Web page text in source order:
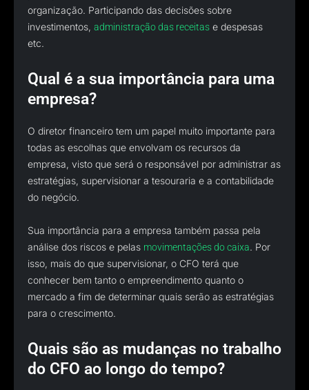
organização. Participando das decisões sobre
investimentos, administração das receitas e despesas
etc.
Qual é a sua importância para uma
empresa?
O diretor financeiro tem um papel muito importante para
todas as escolhas que envolvam os recursos da
empresa, visto que será o responsável por administrar as
estratégias, supervisionar a tesouraria e a contabilidade
do negócio.
Sua importância para a empresa também passa pela
análise dos riscos e pelas movimentações do caixa. Por
isso, mais do que supervisionar, o CFO terá que
conhecer bem tanto o empreendimento quanto o
mercado a fim de determinar quais serão as estratégias
para o crescimento.
Quais são as mudanças no trabalho
do CFO ao longo do tempo?